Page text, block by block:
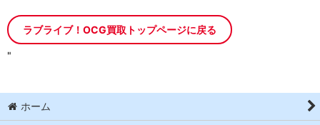
ラブライブ！OCG買取トップページに戻る
"
ホーム